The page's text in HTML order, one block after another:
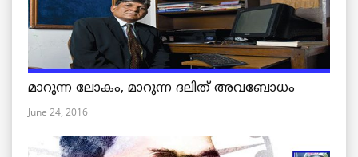
മാറുന്ന ലോകം, മാറുന്ന ദലിത് അവബോധം
June 24, 2016